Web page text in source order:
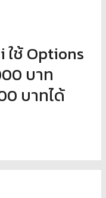
ช้ Options
บาท
บาทได้